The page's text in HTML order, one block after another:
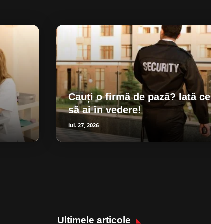
Cauți o firmă de pază? Iată ce
să ai în vedere!
iul. 27, 2026
Ultimele articole